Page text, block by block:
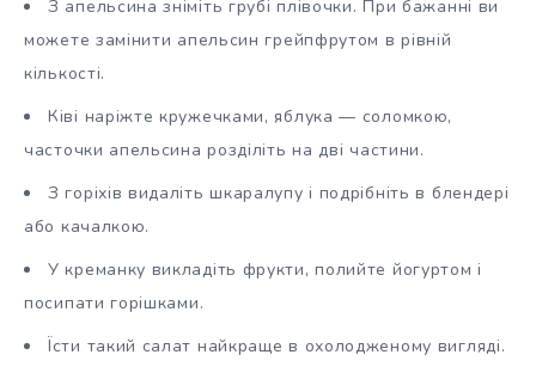
З апельсина зніміть грубі плівочки. При бажанні ви
можете замінити апельсин грейпфрутом в рівній
кількості.
Ківі наріжте кружечками, яблука — соломкою,
часточки апельсина розділіть на дві частини.
З горіхів видаліть шкаралупу і подрібніть в блендері
або качалкою.
У креманку викладіть фрукти, полийте йогуртом і
посипати горішками.
Їсти такий салат найкраще в охолодженому вигляді.